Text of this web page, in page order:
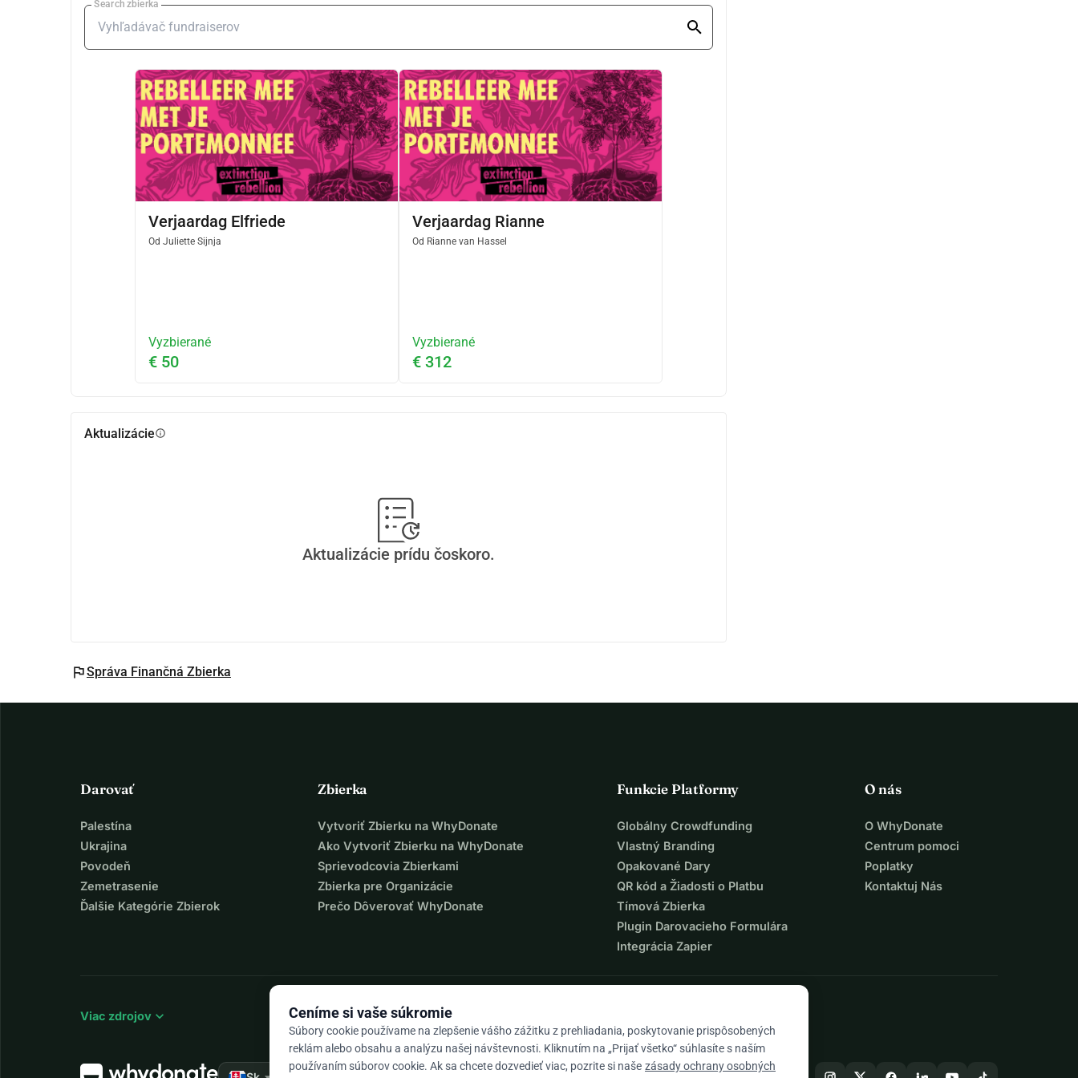
Search zbierka
Verjaardag Elfriede
Od Juliette Sijnja
Vyzbierané
€ 50
Verjaardag Rianne
Od Rianne van Hassel
Vyzbierané
€ 312
Aktualizácieinfo
Aktualizácie prídu čoskoro.
flagSpráva Finančná Zbierka
Darovať
Palestína
Ukrajina
Povodeň
Zemetrasenie
Ďalšie Kategórie Zbierok
Zbierka
Vytvoriť Zbierku na WhyDonate
Ako Vytvoriť Zbierku na WhyDonate
Sprievodcovia Zbierkami
Zbierka pre Organizácie
Prečo Dôverovať WhyDonate
Funkcie Platformy
Globálny Crowdfunding
Vlastný Branding
Opakované Dary
QR kód a Žiadosti o Platbu
Tímová Zbierka
Plugin Darovacieho Formulára
Integrácia Zapier
O nás
O WhyDonate
Centrum pomoci
Poplatky
Kontaktuj Nás
Viac zdrojov expand_more Ceníme si vaše súkromie
Súbory cookie používame na zlepšenie vášho zážitku z prehliadania, poskytovanie prispôsobených
reklám alebo obsahu a analýzu našej návštevnosti. Kliknutím na „Prijať všetko“ súhlasíte s naším
používaním súborov cookie. Ak sa chcete dozvedieť viac, pozrite si naše zásady ochrany osobných